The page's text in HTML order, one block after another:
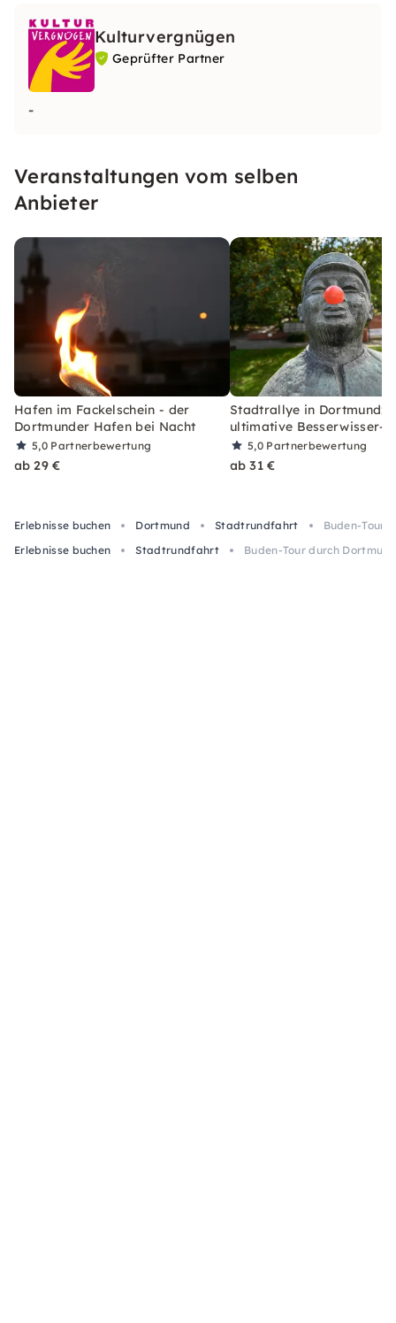
Kulturvergnügen
Geprüfter Partner
-
Veranstaltungen vom selben
Anbieter
Hafen im Fackelschein - der
Dortmunder Hafen bei Nacht
5,0 Partnerbewertung
ab 29 €
Stadtrallye in Dortmund:
ultimative Besserwisser-
5,0 Partnerbewertung
ab 31 €
Erlebnisse buchen Dortmund Stadtrundfahrt
Buden-Tour
Erlebnisse buchen
Stadtrundfahrt Buden-Tour durch